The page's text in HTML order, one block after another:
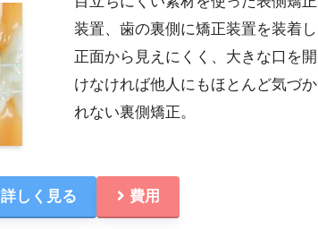
装置、歯の裏側に矯正装置を装着し
正面から見えにくく、大きな口を開
けなければ他人にもほとんど気づか
れない裏側矯正。
詳しく見る 費用